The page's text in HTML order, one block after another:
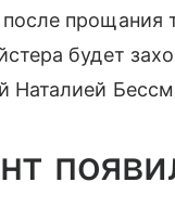
прощания
будет
Наталией